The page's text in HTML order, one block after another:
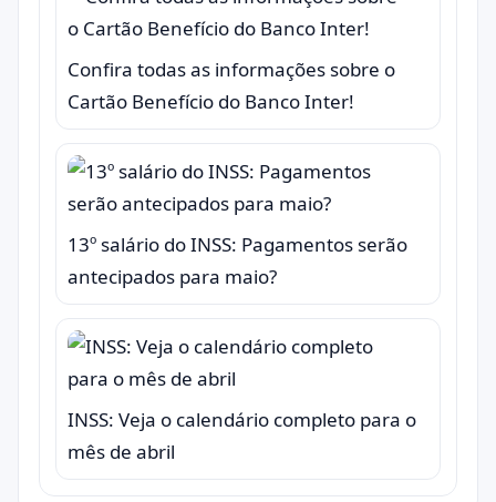
Confira todas as informações sobre o
Cartão Benefício do Banco Inter!
13º salário do INSS: Pagamentos serão
antecipados para maio?
INSS: Veja o calendário completo para o
mês de abril